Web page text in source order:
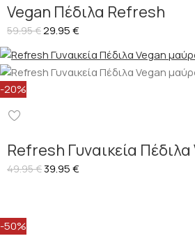
Vegan Πέδιλα Refresh
59.95€29.95€
-20%
Refresh Γυναικεία Πέδιλα
49.95€39.95€
-50%